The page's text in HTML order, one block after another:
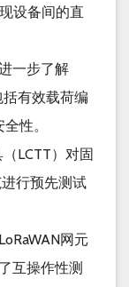
设备间的直
一步了解
有效载荷编
性。
LCTT）对固
行预先测试
LoRaWAN网元
互操作性测